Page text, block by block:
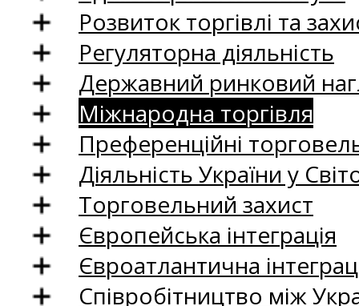
Розвиток торгівлі та
Регуляторна діяльність
Державний ринковий
Міжнародна торгівля
Преференційні
Діяльність України у
Торговельний захист
Європейська інтеграція
Євроатлантична
Співробітництво між